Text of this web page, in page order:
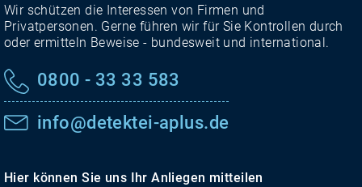
Wir schützen die Interessen von Firmen und
Privatpersonen. Gerne führen wir für Sie Kontrollen durch
oder ermitteln Beweise - bundesweit und international.
0800 - 33 33 583
info@detektei-aplus.de
Hier können Sie uns Ihr Anliegen mitteilen